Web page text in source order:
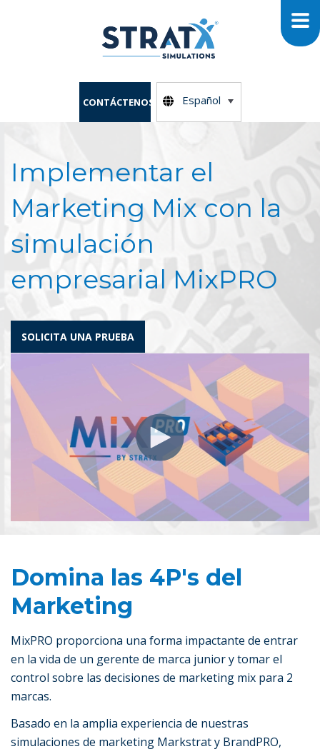
CONTÁCTENOS Español
Implementar el
Marketing Mix con la
simulación
empresarial MixPRO
SOLICITA UNA PRUEBA
Domina las 4P's del
Marketing
MixPRO proporciona una forma impactante de entrar
en la vida de un gerente de marca junior y tomar el
control sobre las decisiones de marketing mix para 2
marcas.
Basado en la amplia experiencia de nuestras
simulaciones de marketing Markstrat y BrandPRO,